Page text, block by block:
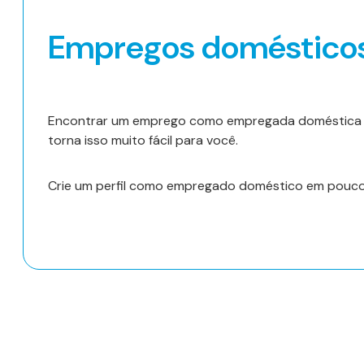
Empregos
Encontrar um emprego como empregada
torna isso muito fácil para você.
Crie um perfil como empregado doméstico em